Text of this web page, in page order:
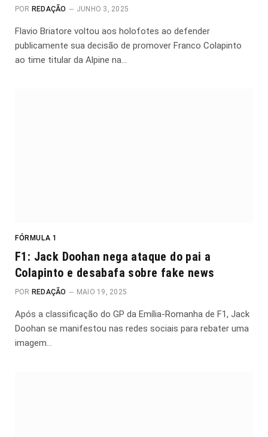
POR REDAÇÃO JUNHO 3, 2025
Flavio Briatore voltou aos holofotes ao defender
publicamente sua decisão de promover Franco Colapinto
ao time titular da Alpine na…
FÓRMULA 1
F1: Jack Doohan nega ataque do pai a
Colapinto e desabafa sobre fake news
POR REDAÇÃO MAIO 19, 2025
Após a classificação do GP da Emília-Romanha de F1, Jack
Doohan se manifestou nas redes sociais para rebater uma
imagem…